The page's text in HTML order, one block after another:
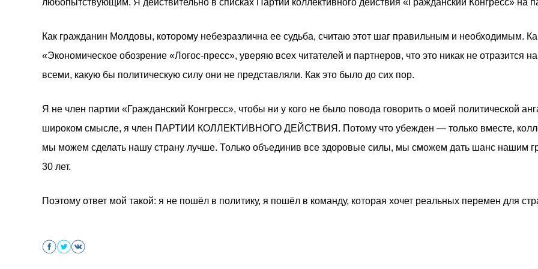
любопытствующим. Я действительно в списках Партии коллективного действия «Гражданский Конгресс» на
Как гражданин Молдовы, которому небезразлична ее судьба, считаю этот шаг правильным и необходимым.
«Экономическое обозрение «Логос-пресс», уверяю всех читателей и партнеров, что это никак не отразится
всеми, какую бы политическую силу они не представляли. Как это было до сих пор.
Я не член партии «Гражданский Конгресс», чтобы ни у кого не было повода говорить о моей политической
широком смысле, я член ПАРТИИ КОЛЛЕКТИВНОГО ДЕЙСТВИЯ. Потому что убежден — только вместе,
мы можем сделать нашу страну лучше. Только объединив все здоровые силы, мы сможем дать шанс нашим
30 лет.
Поэтому ответ мой такой: я не пошёл в политику, я пошёл в команду, которая хочет реальных перемен для